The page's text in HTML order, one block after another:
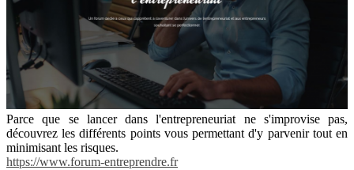
Parce que se lancer dans l'entrepreneuriat ne s'improvise pas,
découvrez les différents points vous permettant d'y parvenir tout en
minimisant les risques.
https://www.forum-entreprendre.fr